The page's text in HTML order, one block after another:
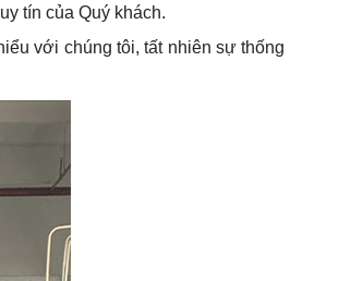
tín của Quý khách.
với chúng tôi, tất nhiên sự thống